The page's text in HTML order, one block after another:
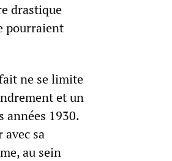
drastique
pourraient
ne se limite
et un
années 1930.
avec sa
au sein